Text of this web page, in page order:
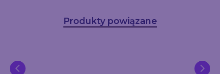
Produkty powiązane